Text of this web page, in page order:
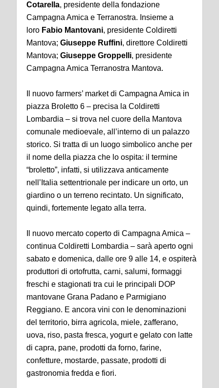
Cotarella, presidente della fondazione
Campagna Amica e Terranostra. Insieme a
loro Fabio Mantovani, presidente Coldiretti
Mantova; Giuseppe Ruffini, direttore Coldiretti
Mantova; Giuseppe Groppelli, presidente
Campagna Amica Terranostra Mantova.
Il nuovo farmers’ market di Campagna Amica in
piazza Broletto 6 – precisa la Coldiretti
Lombardia – si trova nel cuore della Mantova
comunale medioevale, all’interno di un palazzo
storico. Si tratta di un luogo simbolico anche per
il nome della piazza che lo ospita: il termine
“broletto”, infatti, si utilizzava anticamente
nell’Italia settentrionale per indicare un orto, un
giardino o un terreno recintato. Un significato,
quindi, fortemente legato alla terra.
Il nuovo mercato coperto di Campagna Amica –
continua Coldiretti Lombardia – sarà aperto ogni
sabato e domenica, dalle ore 9 alle 14, e ospiterà
produttori di ortofrutta, carni, salumi, formaggi
freschi e stagionati tra cui le principali DOP
mantovane Grana Padano e Parmigiano
Reggiano. E ancora vini con le denominazioni
del territorio, birra agricola, miele, zafferano,
uova, riso, pasta fresca, yogurt e gelato con latte
di capra, pane, prodotti da forno, farine,
confetture, mostarde, passate, prodotti di
gastronomia fredda e fiori.